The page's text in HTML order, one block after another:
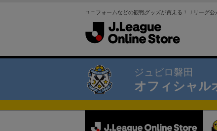
ユニフォームなどの観戦グッズが買える！Ｊリーグ公
ジュビロ磐田
オフィシャル